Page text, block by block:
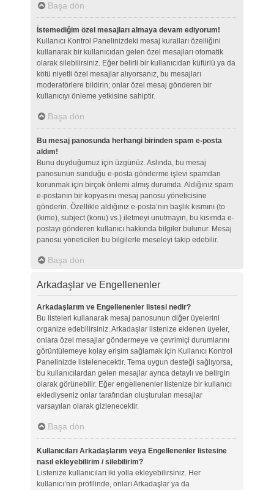
Başa dön
İstemediğim özel mesajları almaya devam ediyorum!
Kullanıcı Kontrol Panelinizdeki mesaj kuralları özelliğini
kullanarak bir kullanıcıdan gelen özel mesajları otomatik
olarak silebilirsiniz. Eğer belirli bir kullanıcıdan küfürlü ya da
kötü niyetli özel mesajlar alıyorsanız, bu mesajları
moderatörlere bildirin; onlar özel mesaj gönderen bir
kullanıcıyı önleme yetkisine sahiptir.
Başa dön
Bu mesaj panosunda herhangi birinden spam e-posta
aldım!
Bunu duyduğumuz için üzgünüz. Aslında, bu mesaj
panosunun sunduğu e-posta gönderme işlevi spamdan
korunmak için birçok önlemi almış durumda. Aldığınız spam
e-postanın bir kopyasını mesaj panosu yöneticisine
gönderin. Özellikle aldığınız e-posta’nın başlık kısmını (to
(kime), subject (konu) vs.) iletmeyi unutmayın, bu kısımda e-
postayı gönderen kullanıcı hakkında bilgiler bulunur. Mesaj
panosu yöneticileri bu bilgilerle meseleyi takip edebilir.
Başa dön
Arkadaşlar ve Engellenenler
Arkadaşlarım ve Engellenenler listesi nedir?
Bu listeleri kullanarak mesaj panosunun diğer üyelerini
organize edebilirsiniz. Arkadaşlar listenize eklenen üyeler,
onlara özel mesajlar göndermeye ve çevrimiçi durumlarını
görüntülemeye kolay erişim sağlamak için Kullanıcı Kontrol
Panelinizde listelenecektir. Tema uygun desteği sağlıyorsa,
bu kullanıcılardan gelen mesajlar ayrıca detaylı ve belirgin
olarak görünebilir. Eğer engellenenler listenize bir kullanıcı
eklediyseniz onlar tarafından oluşturulan mesajlar
varsayılan olarak gizlenecektir.
Başa dön
Kullanıcıları Arkadaşlarım veya Engellenenler listesine
nasıl ekleyebilirim / silebilirim?
Listenize kullanıcıları iki yolla ekleyebilirsiniz. Her
kullanıcı’nın profilinde, onları Arkadaşlar ya da